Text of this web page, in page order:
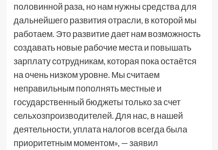
половинной раза, но нам нужны средства для
дальнейшего развития отрасли, в которой мы
работаем. Это развитие дает нам возможность
создавать новые рабочие места и повышать
зарплату сотрудникам, которая пока остаётся
на очень низком уровне. Мы считаем
неправильным пополнять местные и
государственный бюджеты только за счет
сельхозпроизводителей. Для нас, в нашей
деятельности, уплата налогов всегда была
приоритетным моментом», — заявил